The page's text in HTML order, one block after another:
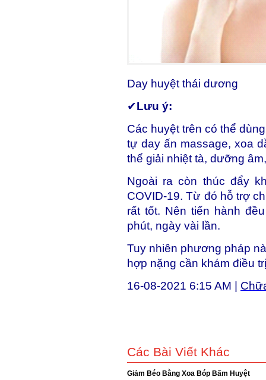
Day huyệt thái dương
✔Lưu ý:
Các huyệt trên có thể
tự day ấn massage, xoa
thể giải nhiệt tà, dưỡng
Ngoài ra còn thúc đẩy
COVID-19. Từ đó hỗ trợ
rất tốt. Nên tiến hành
phút, ngày vài lần.
Tuy nhiên phương pháp
hợp nặng cần khám điều
16-08-2021 6:15 AM |
Các Bài Viết Khác
Giảm Béo Bằng Xoa Bóp Bấm Huyệt